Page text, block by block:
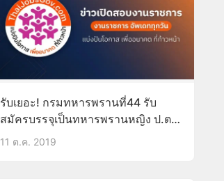
รับเยอะ! กรมทหารพรานที่44 รับ
สมัครบรรจุเป็นทหารพรานหญิง ป.ตรี
15-20ต.ค.62
11 ต.ค. 2019